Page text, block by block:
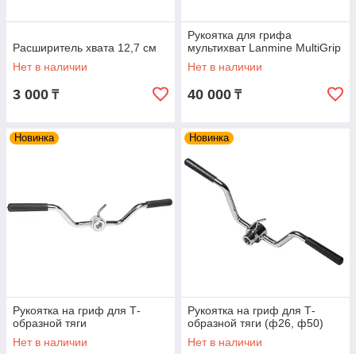
Расширитель хвата 12,7 см
Нет в наличии
3 000 ₸
Рукоятка для грифа
мультихват Lanmine MultiGrip
Нет в наличии
40 000 ₸
Новинка
Рукоятка на гриф для Т-
образной тяги
Нет в наличии
Новинка
Рукоятка на гриф для Т-
образной тяги (ф26, ф50)
Нет в наличии